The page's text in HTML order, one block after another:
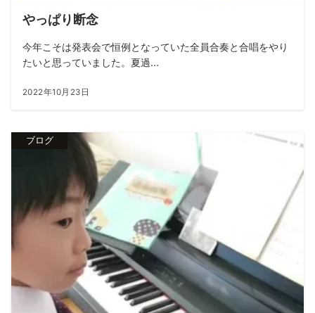
やっぱり断念
今年こそは発表会で恒例となっていた全員合奏と合唱をやり
たいと思っていました。夏過...
2022年10月23日
ブログ